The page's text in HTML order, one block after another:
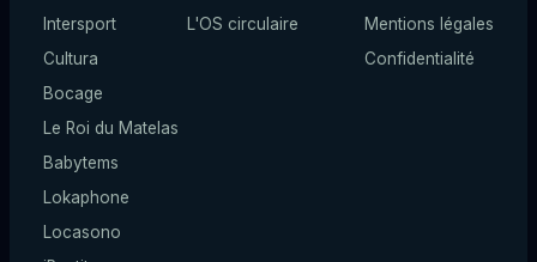
Intersport
Cultura
Bocage
Le Roi du Matelas
Babytems
Lokaphone
Locasono
L'OS circulaire
Mentions légales
Confidentialité